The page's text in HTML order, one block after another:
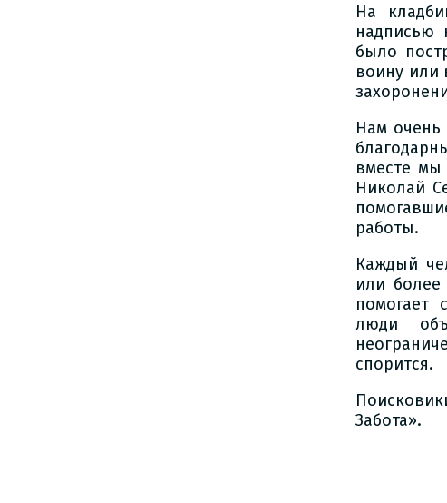
На
надписью
было
воину или
Нам очень
вместе мы
Николай
работы.
Каждый
или
помогает
люди
спорится.
Забота».